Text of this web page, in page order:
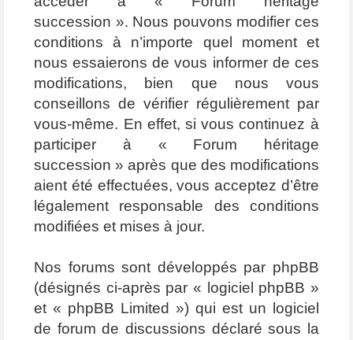
succession ». Nous pouvons modifier ces
conditions à n’importe quel moment et
nous essaierons de vous informer de ces
modifications, bien que nous vous
conseillons de vérifier régulièrement par
vous-même. En effet, si vous continuez à
participer à « Forum héritage
succession » après que des modifications
aient été effectuées, vous acceptez d’être
légalement responsable des conditions
modifiées et mises à jour.
Nos forums sont développés par phpBB
(désignés ci-après par « logiciel phpBB »
et « phpBB Limited ») qui est un logiciel
de forum de discussions déclaré sous la